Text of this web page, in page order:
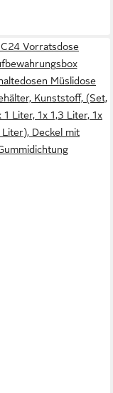
Vorratsdose
Müslidose
Kunststoff, (Set,
1 Liter, 1x 1,3 Liter, 1x
Liter), Deckel mit